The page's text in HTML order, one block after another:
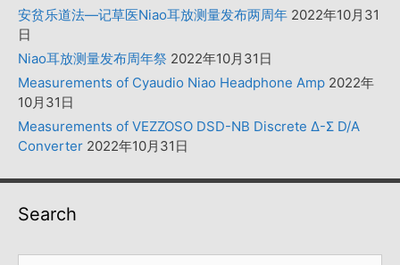
安贫乐道法—记草医Niao耳放测量发布两周年 2022年10月31
日
Niao耳放测量发布周年祭 2022年10月31日
Measurements of Cyaudio Niao Headphone Amp 2022年
10月31日
Measurements of VEZZOSO DSD-NB Discrete Δ-Σ D/A
Converter 2022年10月31日
Search